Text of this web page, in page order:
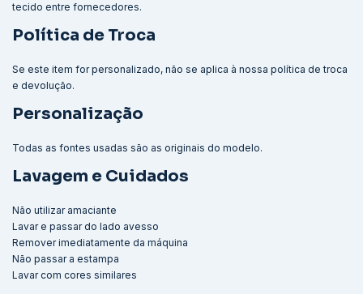
tecido entre fornecedores.
Política de Troca
Se este item for personalizado, não se aplica à nossa política de troca
e devolução.
Personalização
Todas as fontes usadas são as originais do modelo.
Lavagem e Cuidados
Não utilizar amaciante
Lavar e passar do lado avesso
Remover imediatamente da máquina
Não passar a estampa
Lavar com cores similares